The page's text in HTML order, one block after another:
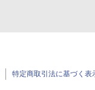
特定商取引法に基づく表